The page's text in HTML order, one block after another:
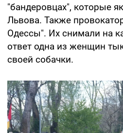
"бандеровцах", которые
Львова. Также
Одессы". Их снимали на
ответ одна из женщин
своей собачки.